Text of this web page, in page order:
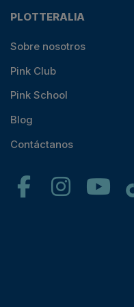
PLOTTERALIA
Sobre nosotros
Pink Club
Pink School
Blog
Contáctanos